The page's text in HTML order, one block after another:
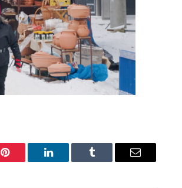
Pinterest LinkedIn Tumblr Email